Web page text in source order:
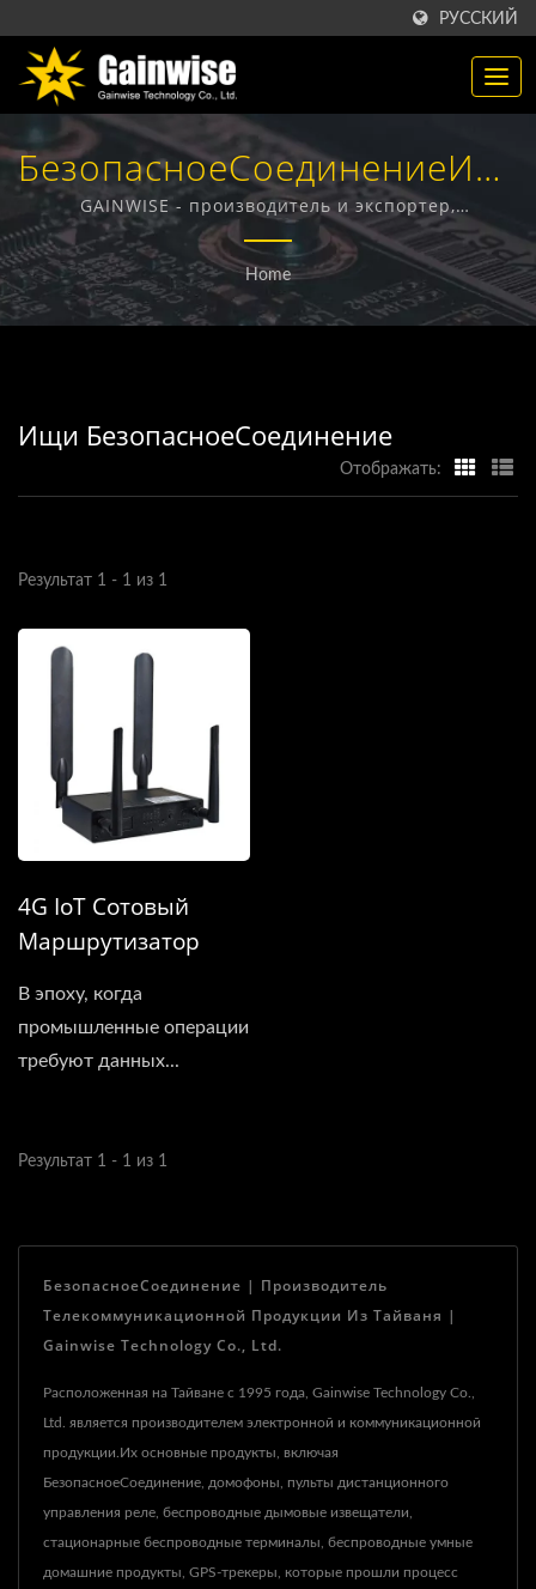
РУССКИЙ
| Производитель
Телекоммуникационных
Продуктов Из Тайваня |
GAINWISE - производитель и экспортер,
специализирующийся на разработке и
производстве фиксированных беспроводных
терминалов, 4G домофонов, 4G открывателей ворот
и 4G дымовых извещателей.
Home
Ищи БезопасноеСоединение
Отображать:
Результат 1 - 1 из 1
4G IoT Сотовый
Маршрутизатор
В эпоху, когда
промышленные операции
требуют данных...
Результат 1 - 1 из 1
БезопасноеСоединение | Производитель
Телекоммуникационной Продукции Из Тайваня |
Gainwise Technology Co., Ltd.
Расположенная на Тайване с 1995 года, Gainwise Technology Co.,
Ltd. является производителем электронной и коммуникационной
продукции.Их основные продукты, включая
БезопасноеСоединение, домофоны, пульты дистанционного
управления реле, беспроводные дымовые извещатели,
стационарные беспроводные терминалы, беспроводные умные
домашние продукты, GPS-трекеры, которые прошли процесс